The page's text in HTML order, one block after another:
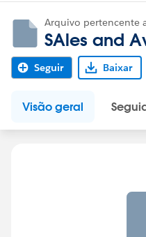
Arquivo pertencente
SAles and
Seguir Baixar
Visão geral